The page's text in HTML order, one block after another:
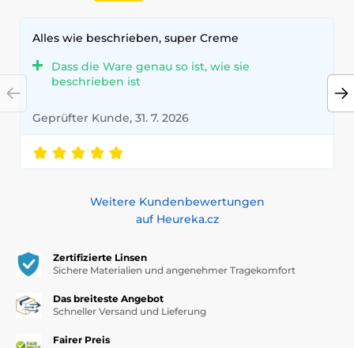
Alles wie beschrieben, super Creme
Dass die Ware genau so ist, wie sie
beschrieben ist
Geprüfter Kunde, 31. 7. 2026
Weitere Kundenbewertungen
auf Heureka.cz
Zertifizierte Linsen
Sichere Materialien und angenehmer Tragekomfort
Das breiteste Angebot
Schneller Versand und Lieferung
Fairer Preis